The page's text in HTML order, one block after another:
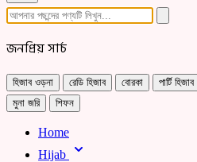
জনপ্রিয় সার্চ
হিজাব ওড়না রেডি হিজাব বোরকা পার্টি হিজাব
মুনা জরি
শিফন
Home
Hijab